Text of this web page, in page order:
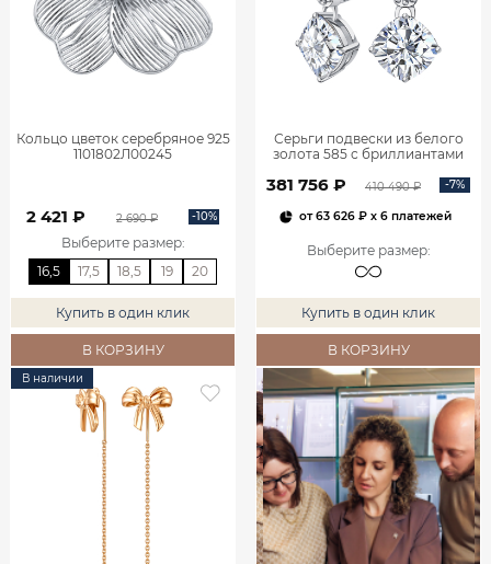
Кольцо цветок серебряное 925
1101802Л00245
2 421 ₽ 2 690 ₽ -10%
Выберите размер:
16,5
17,5 18,5 19 20
Купить в один клик
В КОРЗИНУ
Серьги подвески из белого
золота 585 с бриллиантами
381 756 ₽ 410 490 ₽ -7%
от63 626 ₽x 6 платежей
Выберите размер:
Купить в один клик
В КОРЗИНУ
В наличии